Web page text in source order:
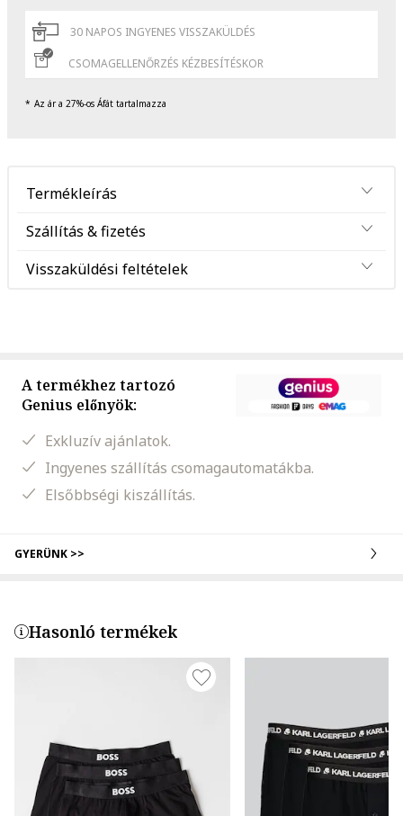
30 NAPOS INGYENES VISSZAKÜLDÉS
CSOMAGELLENŐRZÉS KÉZBESÍTÉSKOR
Az ár a 27%-os Áfát tartalmazza
Termékleírás
Szállítás & fizetés
Visszaküldési feltételek
A termékhez tartozó
Genius előnyök:
Exkluzív ajánlatok.
Ingyenes szállítás csomagautomatákba.
Elsőbbségi kiszállítás.
GYERÜNK >>
Hasonló termékek